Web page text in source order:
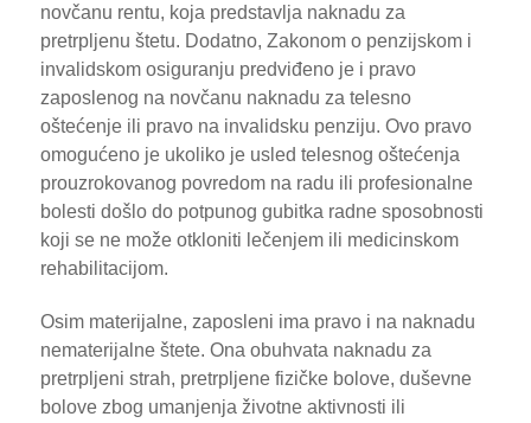
novčanu rentu, koja predstavlja naknadu za
pretrpljenu štetu. Dodatno, Zakonom o penzijskom i
invalidskom osiguranju predviđeno je i pravo
zaposlenog na novčanu naknadu za telesno
oštećenje ili pravo na invalidsku penziju. Ovo pravo
omogućeno je ukoliko je usled telesnog oštećenja
prouzrokovanog povredom na radu ili profesionalne
bolesti došlo do potpunog gubitka radne sposobnosti
koji se ne može otkloniti lečenjem ili medicinskom
rehabilitacijom.
Osim materijalne, zaposleni ima pravo i na naknadu
nematerijalne štete. Ona obuhvata naknadu za
pretrpljeni strah, pretrpljene fizičke bolove, duševne
bolove zbog umanjenja životne aktivnosti ili